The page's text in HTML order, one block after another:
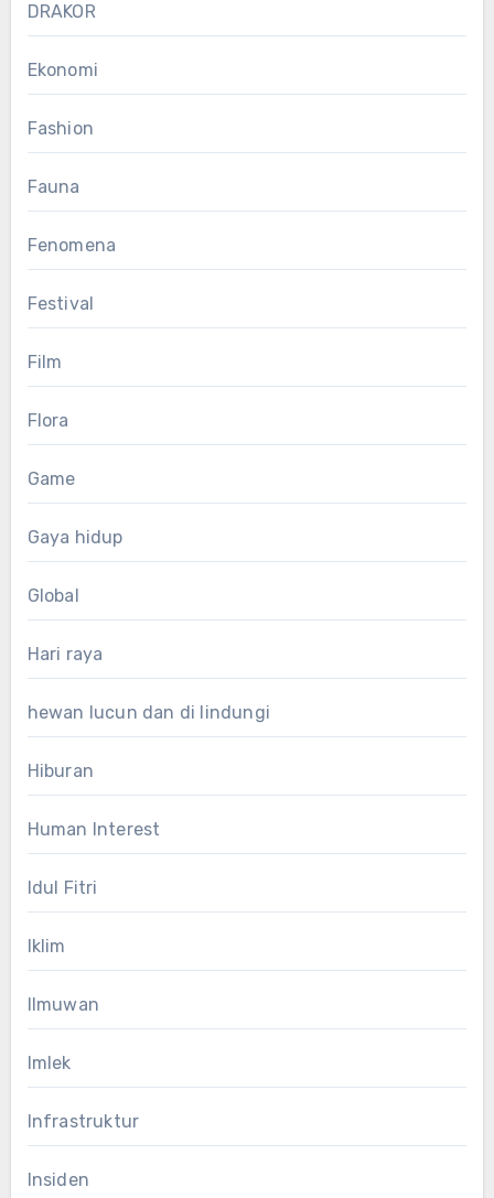
DRAKOR
Ekonomi
Fashion
Fauna
Fenomena
Festival
Film
Flora
Game
Gaya hidup
Global
Hari raya
hewan lucun dan di lindungi
Hiburan
Human Interest
Idul Fitri
Iklim
Ilmuwan
Imlek
Infrastruktur
Insiden